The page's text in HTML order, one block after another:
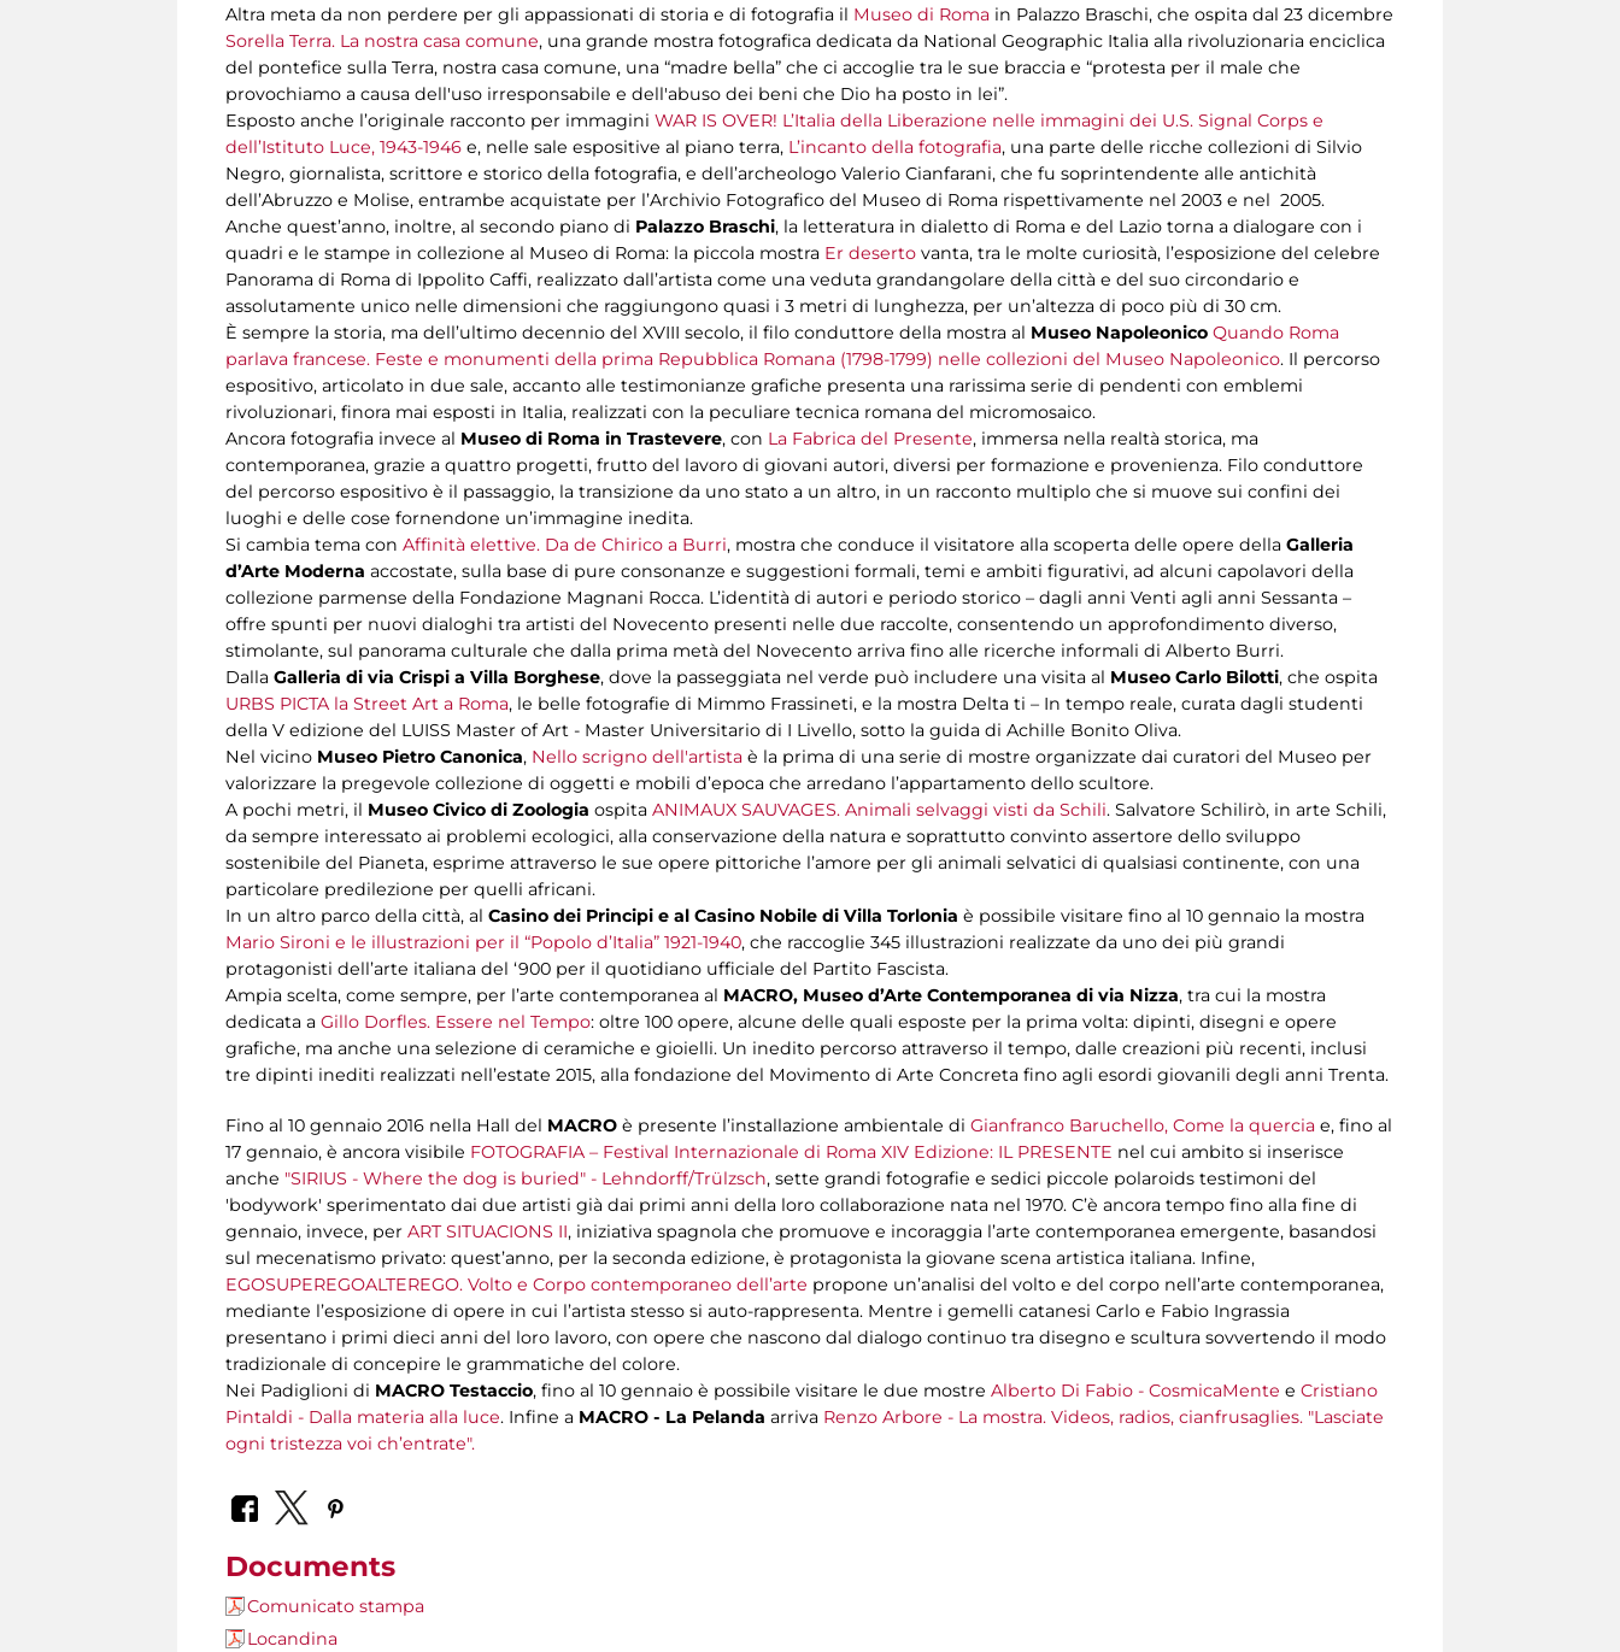
Altra meta da non perdere per gli appassionati di storia e di fotografia il Museo di Roma in Palazzo Braschi, che ospita dal 23 dicembre
Sorella Terra. La nostra casa comune, una grande mostra fotografica dedicata da National Geographic Italia alla rivoluzionaria enciclica
del pontefice sulla Terra, nostra casa comune, una “madre bella” che ci accoglie tra le sue braccia e “protesta per il male che
provochiamo a causa dell'uso irresponsabile e dell'abuso dei beni che Dio ha posto in lei”.
Esposto anche l’originale racconto per immagini WAR IS OVER! L’Italia della Liberazione nelle immagini dei U.S. Signal Corps e
dell’Istituto Luce, 1943-1946 e, nelle sale espositive al piano terra, L’incanto della fotografia, una parte delle ricche collezioni di Silvio
Negro, giornalista, scrittore e storico della fotografia, e dell’archeologo Valerio Cianfarani, che fu soprintendente alle antichità
dell’Abruzzo e Molise, entrambe acquistate per l’Archivio Fotografico del Museo di Roma rispettivamente nel 2003 e nel 2005.
Anche quest’anno, inoltre, al secondo piano di Palazzo Braschi, la letteratura in dialetto di Roma e del Lazio torna a dialogare con i
quadri e le stampe in collezione al Museo di Roma: la piccola mostra Er deserto vanta, tra le molte curiosità, l’esposizione del celebre
Panorama di Roma di Ippolito Caffi, realizzato dall’artista come una veduta grandangolare della città e del suo circondario e
assolutamente unico nelle dimensioni che raggiungono quasi i 3 metri di lunghezza, per un’altezza di poco più di 30 cm.
È sempre la storia, ma dell’ultimo decennio del XVIII secolo, il filo conduttore della mostra al Museo Napoleonico Quando Roma
parlava francese. Feste e monumenti della prima Repubblica Romana (1798-1799) nelle collezioni del Museo Napoleonico. Il percorso
espositivo, articolato in due sale, accanto alle testimonianze grafiche presenta una rarissima serie di pendenti con emblemi
rivoluzionari, finora mai esposti in Italia, realizzati con la peculiare tecnica romana del micromosaico.
Ancora fotografia invece al Museo di Roma in Trastevere, con La Fabrica del Presente, immersa nella realtà storica, ma
contemporanea, grazie a quattro progetti, frutto del lavoro di giovani autori, diversi per formazione e provenienza. Filo conduttore
del percorso espositivo è il passaggio, la transizione da uno stato a un altro, in un racconto multiplo che si muove sui confini dei
luoghi e delle cose fornendone un’immagine inedita.
Si cambia tema con Affinità elettive. Da de Chirico a Burri, mostra che conduce il visitatore alla scoperta delle opere della Galleria
d’Arte Moderna accostate, sulla base di pure consonanze e suggestioni formali, temi e ambiti figurativi, ad alcuni capolavori della
collezione parmense della Fondazione Magnani Rocca. L’identità di autori e periodo storico – dagli anni Venti agli anni Sessanta –
offre spunti per nuovi dialoghi tra artisti del Novecento presenti nelle due raccolte, consentendo un approfondimento diverso,
stimolante, sul panorama culturale che dalla prima metà del Novecento arriva fino alle ricerche informali di Alberto Burri.
Dalla Galleria di via Crispi a Villa Borghese, dove la passeggiata nel verde può includere una visita al Museo Carlo Bilotti, che ospita
URBS PICTA la Street Art a Roma, le belle fotografie di Mimmo Frassineti, e la mostra Delta ti – In tempo reale, curata dagli studenti
della V edizione del LUISS Master of Art - Master Universitario di I Livello, sotto la guida di Achille Bonito Oliva.
Nel vicino Museo Pietro Canonica, Nello scrigno dell'artista è la prima di una serie di mostre organizzate dai curatori del Museo per
valorizzare la pregevole collezione di oggetti e mobili d’epoca che arredano l’appartamento dello scultore.
A pochi metri, il Museo Civico di Zoologia ospita ANIMAUX SAUVAGES. Animali selvaggi visti da Schili. Salvatore Schilirò, in arte Schili,
da sempre interessato ai problemi ecologici, alla conservazione della natura e soprattutto convinto assertore dello sviluppo
sostenibile del Pianeta, esprime attraverso le sue opere pittoriche l’amore per gli animali selvatici di qualsiasi continente, con una
particolare predilezione per quelli africani.
In un altro parco della città, al Casino dei Principi e al Casino Nobile di Villa Torlonia è possibile visitare fino al 10 gennaio la mostra
Mario Sironi e le illustrazioni per il “Popolo d’Italia” 1921-1940, che raccoglie 345 illustrazioni realizzate da uno dei più grandi
protagonisti dell’arte italiana del ‘900 per il quotidiano ufficiale del Partito Fascista.
Ampia scelta, come sempre, per l’arte contemporanea al MACRO, Museo d’Arte Contemporanea di via Nizza, tra cui la mostra
dedicata a Gillo Dorfles. Essere nel Tempo: oltre 100 opere, alcune delle quali esposte per la prima volta: dipinti, disegni e opere
grafiche, ma anche una selezione di ceramiche e gioielli. Un inedito percorso attraverso il tempo, dalle creazioni più recenti, inclusi
tre dipinti inediti realizzati nell’estate 2015, alla fondazione del Movimento di Arte Concreta fino agli esordi giovanili degli anni Trenta.
Fino al 10 gennaio 2016 nella Hall del MACRO è presente l’installazione ambientale di Gianfranco Baruchello, Come la quercia e, fino al
17 gennaio, è ancora visibile FOTOGRAFIA – Festival Internazionale di Roma XIV Edizione: IL PRESENTE nel cui ambito si inserisce
anche "SIRIUS - Where the dog is buried" - Lehndorff/Trülzsch, sette grandi fotografie e sedici piccole polaroids testimoni del
'bodywork' sperimentato dai due artisti già dai primi anni della loro collaborazione nata nel 1970. C’è ancora tempo fino alla fine di
gennaio, invece, per ART SITUACIONS II, iniziativa spagnola che promuove e incoraggia l’arte contemporanea emergente, basandosi
sul mecenatismo privato: quest’anno, per la seconda edizione, è protagonista la giovane scena artistica italiana. Infine,
EGOSUPEREGOALTEREGO. Volto e Corpo contemporaneo dell’arte propone un’analisi del volto e del corpo nell’arte contemporanea,
mediante l’esposizione di opere in cui l’artista stesso si auto-rappresenta. Mentre i gemelli catanesi Carlo e Fabio Ingrassia
presentano i primi dieci anni del loro lavoro, con opere che nascono dal dialogo continuo tra disegno e scultura sovvertendo il modo
tradizionale di concepire le grammatiche del colore.
Nei Padiglioni di MACRO Testaccio, fino al 10 gennaio è possibile visitare le due mostre Alberto Di Fabio - CosmicaMente e Cristiano
Pintaldi - Dalla materia alla luce. Infine a MACRO - La Pelanda arriva Renzo Arbore - La mostra. Videos, radios, cianfrusaglies. "Lasciate
ogni tristezza voi ch’entrate".
Documents
Comunicato stampa
Locandina